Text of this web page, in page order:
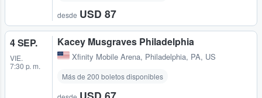
desde USD 87
4 SEP.
VIE.
7:30 p. m.
Kacey Musgraves Philadelphia
Xfinity Mobile Arena, Philadelphia, PA, US
Más de 200 boletos disponibles